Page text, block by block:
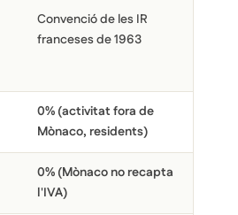
Convenció de les IR
franceses de 1963
0% (activitat fora de
Mònaco, residents)
0% (Mònaco no recapta
l'IVA)